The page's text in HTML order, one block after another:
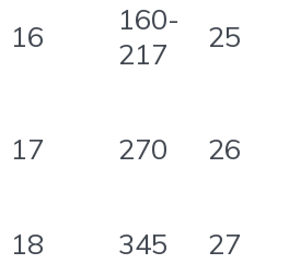
16
160-
217
25
17 270 26
18 345 27